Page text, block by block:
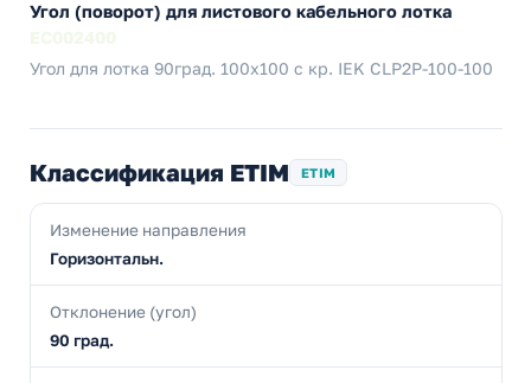
Угол (поворот) для листового кабельного лотка
Угол для лотка 90град. 100х100 с кр. IEK CLP2P-100-100
Классификация ETIM ETIM
Изменение направления
Горизонтальн.
Отклонение (угол)
90 град.